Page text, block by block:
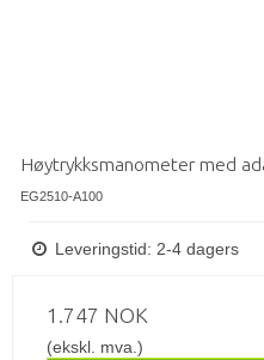
Høytrykksmanometer med
EG2510-A100
Leveringstid: 2-4 dagers
1.747 NOK
(ekskl. mva.)